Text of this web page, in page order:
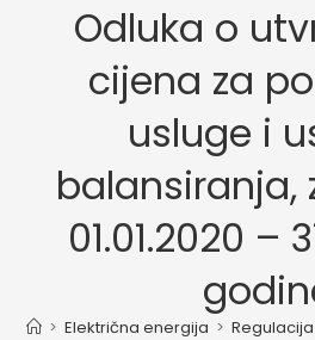
Odluka o
cijena za
usluge i
balansiranja,
01.01.2020 –
> Električna energija >